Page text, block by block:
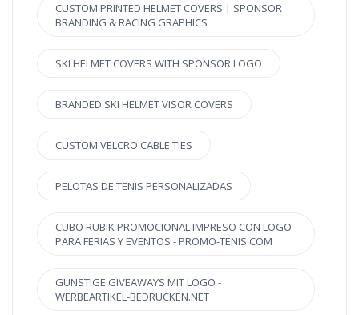
CUSTOM PRINTED HELMET COVERS | SPONSOR
BRANDING & RACING GRAPHICS
SKI HELMET COVERS WITH SPONSOR LOGO
BRANDED SKI HELMET VISOR COVERS
CUSTOM VELCRO CABLE TIES
PELOTAS DE TENIS PERSONALIZADAS
CUBO RUBIK PROMOCIONAL IMPRESO CON LOGO
PARA FERIAS Y EVENTOS - PROMO-TENIS.COM
GÜNSTIGE GIVEAWAYS MIT LOGO -
WERBEARTIKEL-BEDRUCKEN.NET